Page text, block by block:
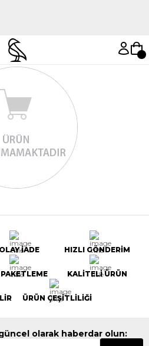
İADE HIZLI GÖNDERİM
KALİTELİ ÜRÜN
ÜRÜN ÇEŞİTLİLİĞİ
olarak haberdar olun: